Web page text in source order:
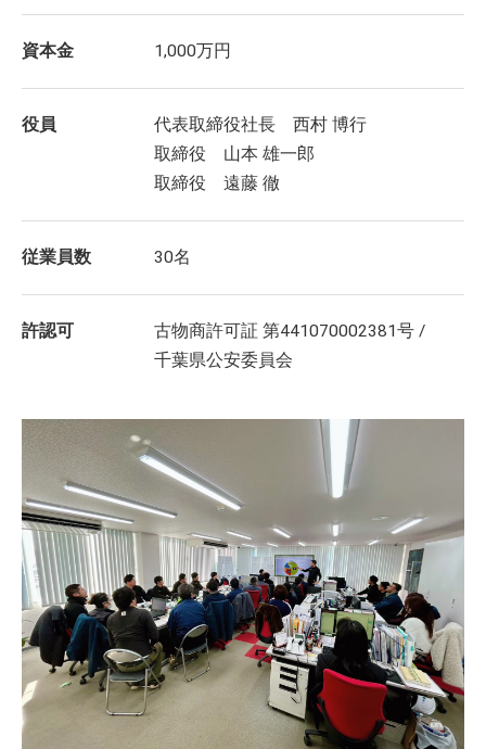
資本金 1,000万円
役員
代表取締役社長 西村 博行
取締役 山本 雄一郎
取締役 遠藤 徹
従業員数 30名
許認可
古物商許可証 第441070002381号 /
千葉県公安委員会